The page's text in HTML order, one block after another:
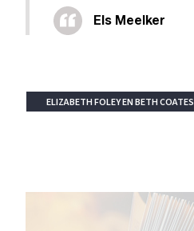
Els Meelker
ELIZABETH FOLEY EN BETH COATES